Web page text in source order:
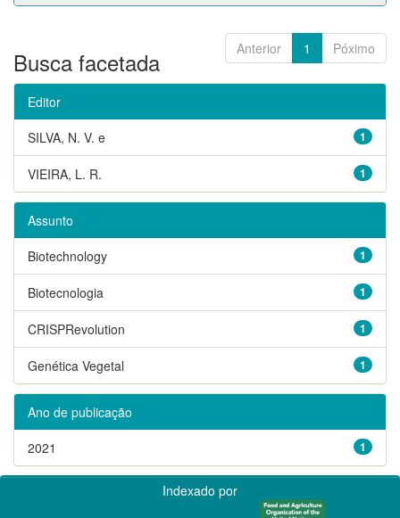
Anterior 1 Póximo
Busca facetada
Editor
1
SILVA, N. V. e
1
VIEIRA, L. R.
Assunto
1
Biotechnology
1
Biotecnologia
1
CRISPRevolution
1
Genética Vegetal
Ano de publicação
1
2021
Indexado por